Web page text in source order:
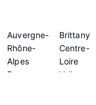
Auvergne-
Rhône-
Alpes
Bourgogne-
Brittany
Centre-
Loire
Valley